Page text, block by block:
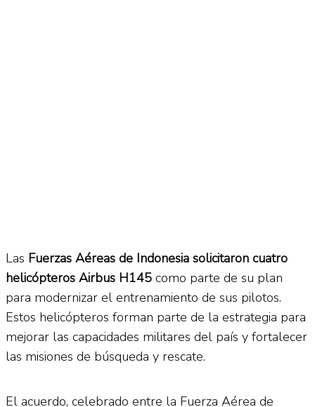
Las Fuerzas Aéreas de Indonesia solicitaron cuatro
helicópteros Airbus H145 como parte de su plan
para modernizar el entrenamiento de sus pilotos.
Estos helicópteros forman parte de la estrategia para
mejorar las capacidades militares del país y fortalecer
las misiones de búsqueda y rescate.
El acuerdo, celebrado entre la Fuerza Aérea de